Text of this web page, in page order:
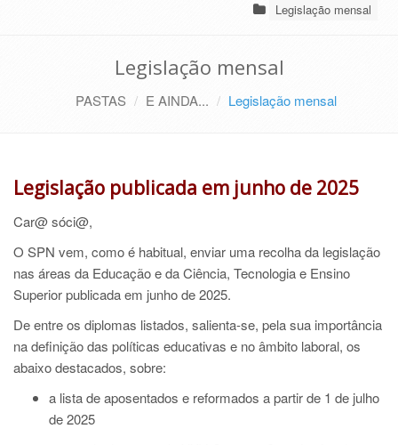
Legislação mensal
Legislação mensal
PASTAS E AINDA... Legislação mensal
Legislação publicada em junho de 2025
Car@ sóci@,
O SPN vem, como é habitual, enviar uma recolha da legislação
nas áreas da Educação e da Ciência, Tecnologia e Ensino
Superior publicada em junho de 2025.
De entre os diplomas listados, salienta-se, pela sua importância
na definição das políticas educativas e no âmbito laboral, os
abaixo destacados, sobre:
a lista de aposentados e reformados a partir de 1 de julho
de 2025